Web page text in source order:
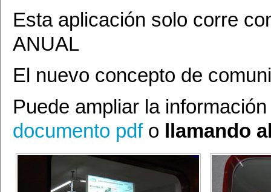
Esta aplicación solo corre
ANUAL
El nuevo concepto de
Puede ampliar la
documento pdfo llamando